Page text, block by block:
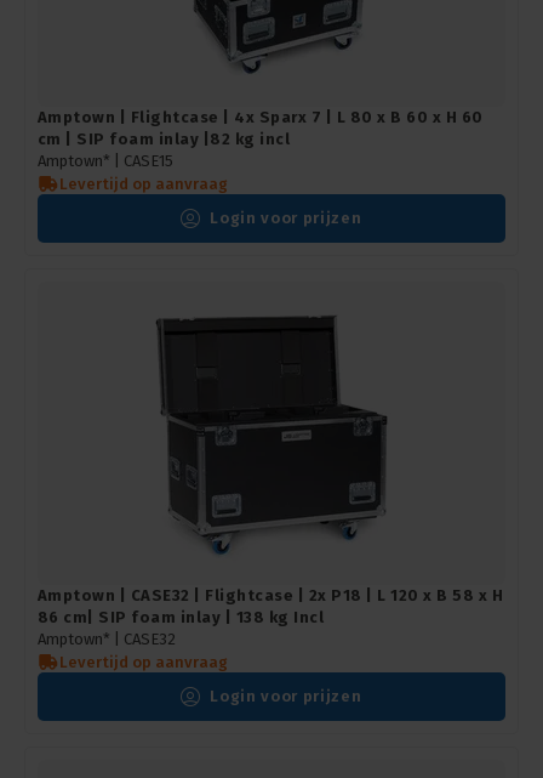
Amptown | Flightcase | 4x Sparx 7 | L 80 x B 60 x H 60
cm | SIP foam inlay |82 kg incl
Amptown* | CASE15
Levertijd op aanvraag
Login voor prijzen
Amptown | CASE32 | Flightcase | 2x P18 | L 120 x B 58 x H
86 cm| SIP foam inlay | 138 kg Incl
Amptown* | CASE32
Levertijd op aanvraag
Login voor prijzen